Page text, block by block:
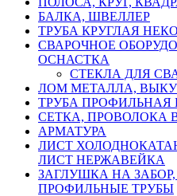
БАЛКА, ШВЕЛЛЕР
ТРУБА КРУГЛАЯ
СВАРОЧНОЕ
ОСНАСТКА
СТЕКЛА ДЛЯ
ЛОМ МЕТАЛЛА,
ТРУБА ПРОФИЛЬНАЯ
СЕТКА, ПРОВОЛОКА
АРМАТУРА
ЛИСТ
ЛИСТ НЕРЖАВЕЙКА
ЗАГЛУШКА НА
ПРОФИЛЬНЫЕ ТРУБЫ